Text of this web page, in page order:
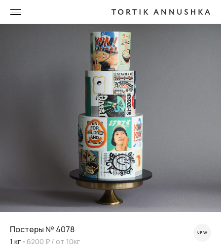
Постеры № 4078
1 кг - 6200 ₽ / от 10кг
NEW